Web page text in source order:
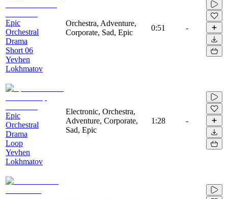
Epic
Orchestral
Drama
Short 06
Yevhen
Lokhmatov
Orchestra, Adventure,
Corporate, Sad, Epic
0:51 -
Epic
Orchestral
Drama
Loop
Yevhen
Lokhmatov
Electronic, Orchestra,
Adventure, Corporate,
Sad, Epic
1:28 -